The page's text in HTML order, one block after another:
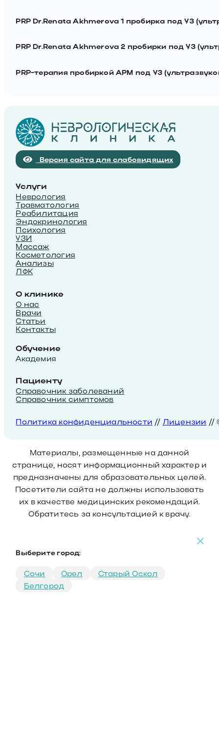
PRP Dr.Renata Akhmerova 1 пробирка под УЗ
PRP Dr.Renata Akhmerova 2 пробирки под УЗ
PRP-терапия пробиркой АРМ под УЗ
Версия сайта для слабовидящих
Услуги
Неврология
Травматология
Реабилитация
Эндокринология
Психология
УЗИ
Массаж
Косметология
Анализы
ЛФК
О клинике
О нас
Врачи
Статьи
Контакты
Обучение
Академия
Пациенту
Справочник заболеваний
Справочник симптомов
Политика конфиденциальности // Лицензии //
Материалы, размещенные на данной
странице, носят информационный характер и
предназначены для образовательных целей.
Посетители сайта не должны использовать
их в качестве медицинских рекомендаций.
Обратитесь за консультацией к врачу.
Выберите город:
Сочи Орел
Старый Оскол
Белгород